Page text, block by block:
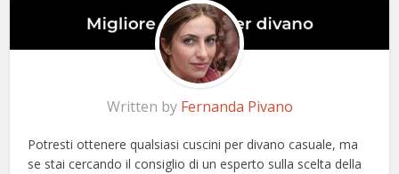
Written by Fernanda Pivano
Potresti ottenere qualsiasi cuscini per divano casuale, ma
se stai cercando il consiglio di un esperto sulla scelta della